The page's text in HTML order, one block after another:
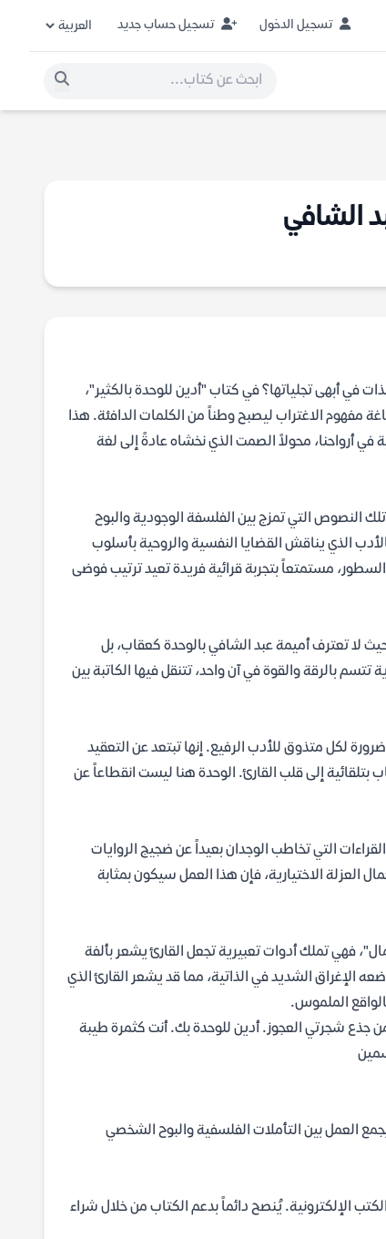
تسجيل الدخول تسجيل حساب جديد
الشافي
أبهى تجلياتها؟ في كتاب "أدين للوحدة بالكثير"،
مفهوم الاغتراب ليصبح وطناً من الكلمات الدافئة. هذا
أرواحنا، محولاً الصمت الذي نخشاه عادةً إلى لغة
النصوص التي تمزج بين الفلسفة الوجودية والبوح
الذي يناقش القضايا النفسية والروحية بأسلوب
مستمتعاً بتجربة قرائية فريدة تعيد ترتيب فوضى
لا تعترف أميمة عبد الشافي بالوحدة كعقاب، بل
بالرقة والقوة في آن واحد، تتنقل فيها الكاتبة بين
ضرورة لكل متذوق للأدب الرفيع. إنها تبتعد عن التعقيد
إلى قلب القارئ. الوحدة هنا ليست انقطاعاً عن
التي تخاطب الوجدان بعيداً عن ضجيج الروايات
العزلة الاختيارية، فإن هذا العمل سيكون بمثابة
فهي تملك أدوات تعبيرية تجعل القارئ يشعر بألفة
الإغراق الشديد في الذاتية، مما قد يشعر القارئ الذي
الملموس.
من جذع شجرتي العجوز. أدين للوحدة بك. أنت كثمرة طيبة
العمل بين التأملات الفلسفية والبوح الشخصي
الإلكترونية. يُنصح دائماً بدعم الكتاب من خلال شراء